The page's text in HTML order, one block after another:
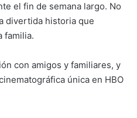
el fin de semana largo. No
divertida historia que
familia.
con amigos y familiares, y
única en HBO